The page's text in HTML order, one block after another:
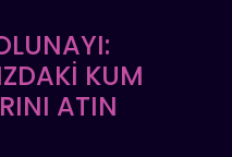
KUM
ATIN